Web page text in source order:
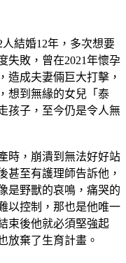
結婚12年，多次想要
失敗，曾在2021年懷孕
造成夫妻倆巨大打擊，
想到無緣的女兒「泰
孩子，至今仍是令人無
時，崩潰到無法好好站
甚至有護理師告訴他，
是野獸的哀鳴，痛哭的
以控制，那也是他唯一
束後他就必須堅強起
放棄了生育計畫。